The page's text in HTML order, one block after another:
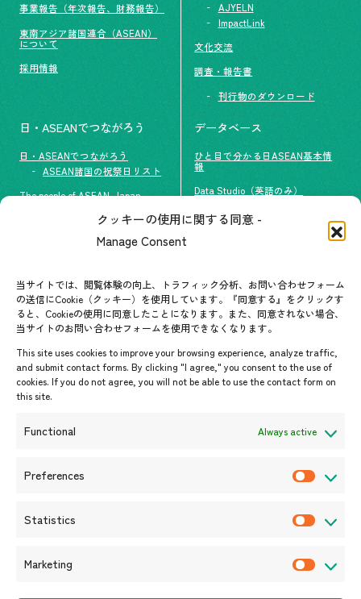
クッキーの使用に関する同意 -
Manage Consent
当サイトでは、閲覧体験の向上、トラフィック分析、お問い合わせフォーム
の送信にCookie（クッキー）を使用しています。『同意する』をクリックす
ると、Cookieの使用に同意したことになります。また、同意されない場合、
当サイトのお問い合わせフォームを使用できなくなります。
This site uses cookies to improve your browsing experience, analyze traffic,
and submit contact forms. By clicking "I agree," you consent to the use of
cookies. If you do not agree, you will not be able to use the contact form on
this site.
Functional Always active
Preferences
Statistics
Marketing
事業報告（年次報告、財務報告）
東南アジア諸国連合（ASEAN）
について
採用情報
AJYELN
ImpactLink
文化交流
調査・報告書
刊行物のダウンロード
日・ASEANでつながろう
日・ASEANでつながろう
ASEAN諸国の祝祭日リスト
The people of ASEAN-Japan
グループ訪問の受け入れ
ASEANPEDIA
イベント・お知らせ
開催中・開催予定のイベント
イベント案内
お知らせ
データベース
ひと目で分かる日ASEAN基本情
報
Data Studio（英語のみ）
お問い合わせ先一覧